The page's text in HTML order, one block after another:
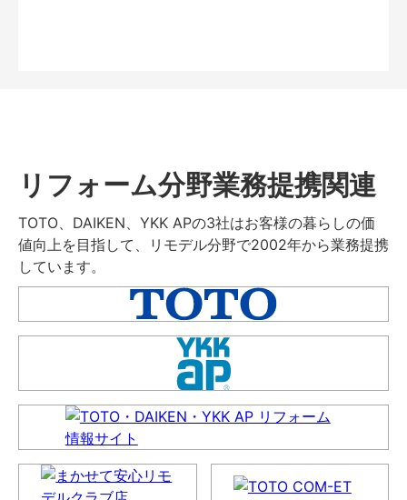
リフォーム分野業務提携関連
TOTO、DAIKEN、YKK APの3社はお客様の暮らしの価
値向上を目指して、リモデル分野で2002年から業務提携
しています。